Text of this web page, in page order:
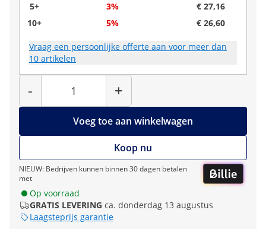
5+
3%
€ 27,16
10+
5% € 26,60
Vraag een persoonlijke offerte aan voor meer dan
10 artikelen
-
Hoeveelheid
+
Voeg toe aan winkelwagen
Koop nu
NIEUW: Bedrijven kunnen binnen 30 dagen betalen
met
Op voorraad
GRATIS LEVERING ca. donderdag 13 augustus
Laagsteprijs garantie